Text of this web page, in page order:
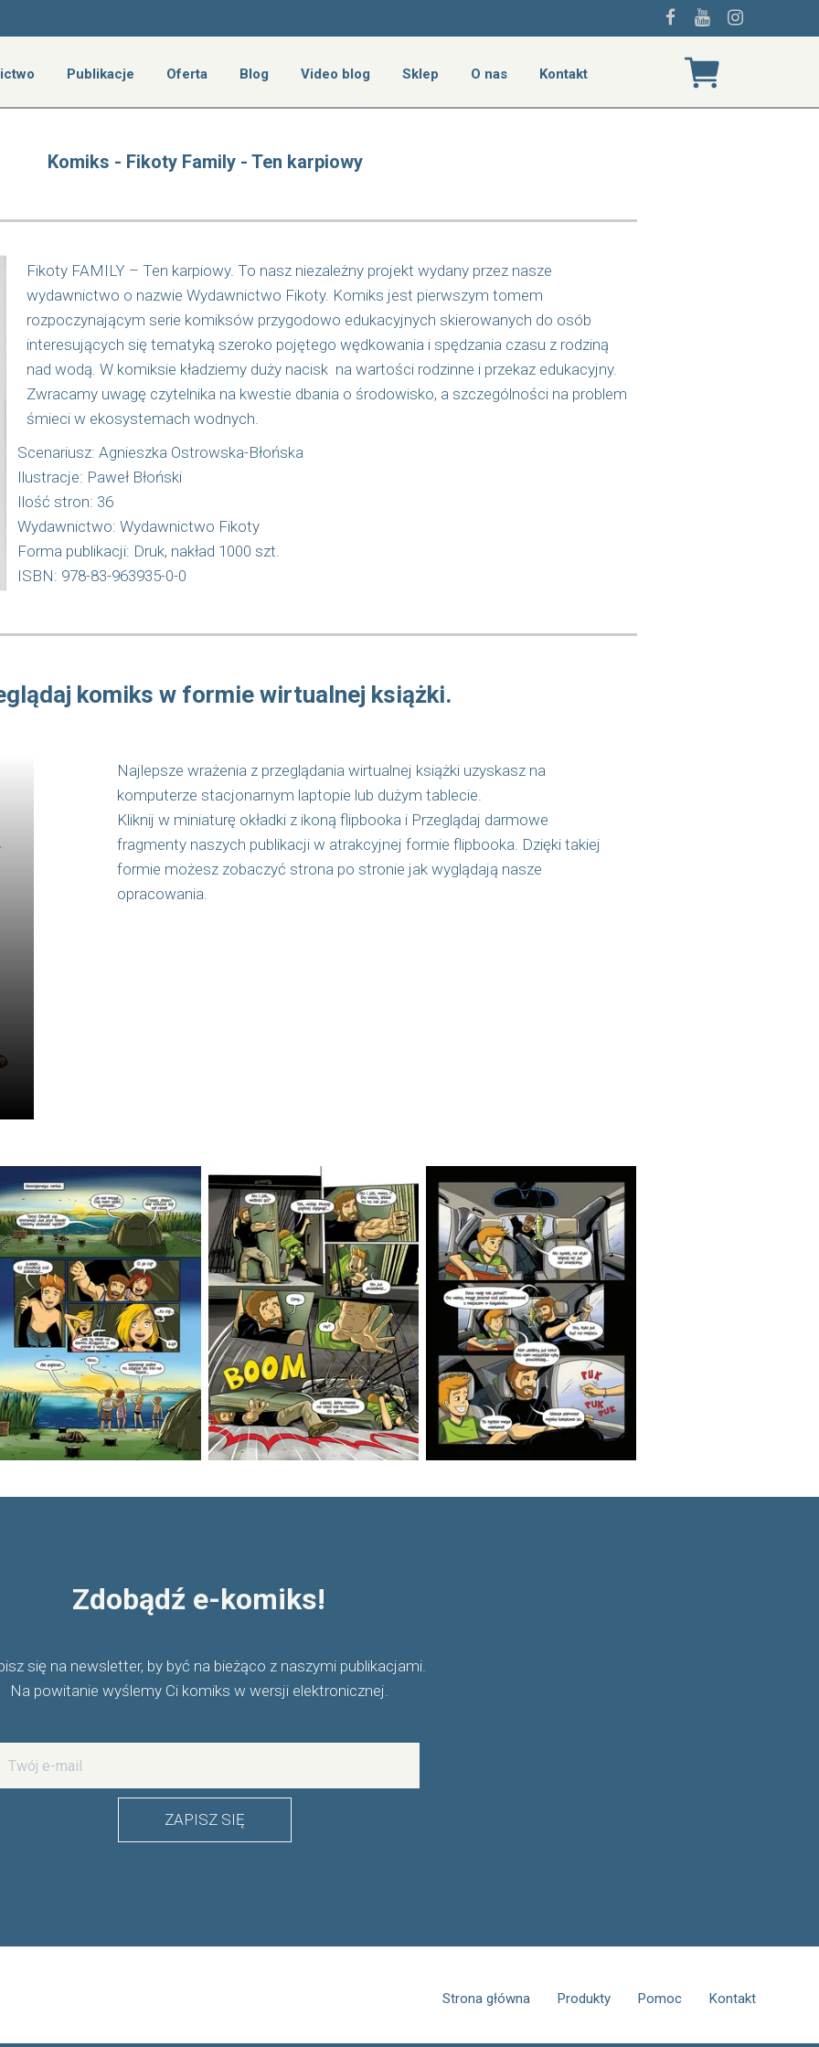
Publikacje Oferta
Dla firm
Blog Video blog Sklep O nas Kontakt
Najlepsze wrażenia z przeglądania wirtualnej książki uzyskasz na
komputerze stacjonarnym laptopie lub dużym tablecie.
Kliknij w miniaturę okładki z ikoną flipbooka i Przeglądaj darmowe
fragmenty naszych publikacji w atrakcyjnej formie flipbooka. Dzięki takiej
formie możesz zobaczyć strona po stronie jak wyglądają nasze
opracowania.
komiks w formie wirtualnej książki.
Komiks - Fikoty Family - Ten karpiowy
Scenariusz: Agnieszka Ostrowska-Błońska
Ilustracje: Paweł Błoński
Ilość stron: 36
Wydawnictwo: Wydawnictwo Fikoty
Forma publikacji: Druk, nakład 1000 szt.
ISBN: 978-83-963935-0-0
Fikoty FAMILY – Ten karpiowy. To nasz niezależny projekt wydany przez nasze
wydawnictwo o nazwie Wydawnictwo Fikoty. Komiks jest pierwszym tomem
rozpoczynającym serie komiksów przygodowo edukacyjnych skierowanych do osób
interesujących się tematyką szeroko pojętego wędkowania i spędzania czasu z rodziną
nad wodą. W komiksie kładziemy duży nacisk na wartości rodzinne i przekaz edukacyjny.
Zwracamy uwagę czytelnika na kwestie dbania o środowisko, a szczególności na problem
śmieci w ekosystemach wodnych.
Zdobądź e-komiks!
się na newsletter, by być na bieżąco z naszymi publikacjami.
Na powitanie wyślemy Ci komiks w wersji elektronicznej.
ZAPISZ SIĘ
Strona główna Produkty Pomoc Kontakt